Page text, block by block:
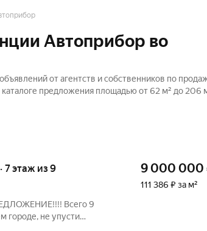
Автоприбор во
от агентств и собственников по
предложения площадью от 62 м² до 206
7 этаж из 9
Всего 9
городе, не упусти
9 000 000
111 386 ₽ за м²